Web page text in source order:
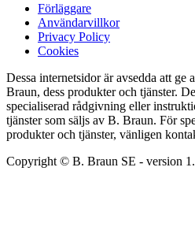
Förläggare
Användarvillkor
Privacy Policy
Cookies
Dessa internetsidor är avsedda att
Braun, dess produkter och tjänster.
specialiserad rådgivning eller
tjänster som säljs av B. Braun. För
produkter och tjänster, vänligen
Copyright © B. Braun SE - version